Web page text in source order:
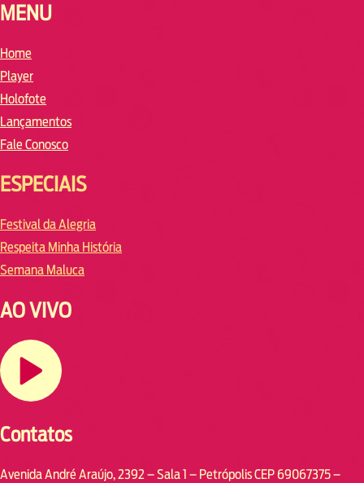
MENU
Home
Player
Holofote
Lançamentos
Fale Conosco
ESPECIAIS
Festival da Alegria
Respeita Minha História
Semana Maluca
AO VIVO
Contatos
Avenida André Araújo, 2392 – Sala 1 – Petrópolis CEP 69067375 –